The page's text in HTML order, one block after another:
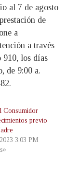
al 7 de agosto
de
a
a través
910, los días
de 9:00 a.
Consumidor
previo
3:03 PM